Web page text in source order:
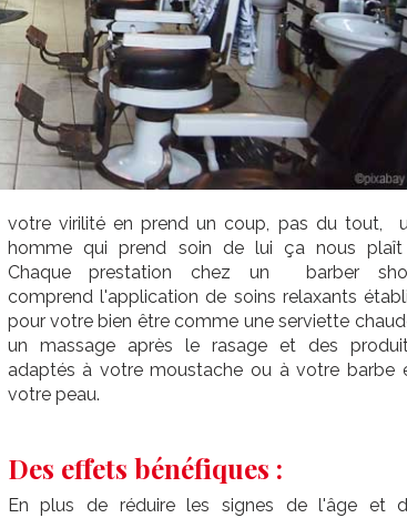
votre virilité en prend un coup, pas du tout,
homme qui prend soin de lui ça nous
Chaque prestation chez un barber
comprend l'application de soins relaxants
pour votre bien être comme une serviette
un massage après le rasage et des
adaptés à votre moustache ou à votre barbe
votre peau.
Des effets bénéfiques :
En plus de réduire les signes de l'âge et